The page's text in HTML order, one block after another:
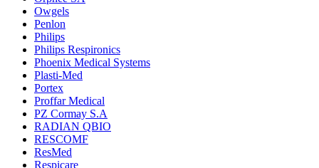
Owgels
Penlon
Philips
Philips Respironics
Phoenix Medical Systems
Plasti-Med
Portex
Proffar Medical
PZ Cormay S.A
RADIAN QBIO
RESCOMF
ResMed
Respicare